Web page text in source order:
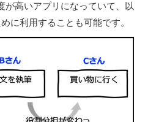
が高いアプリになっていて、以
に利用することも可能です。